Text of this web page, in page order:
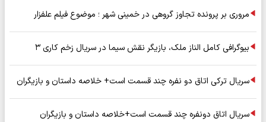
مروری بر پرونده تجاوز گروهی در خمینی شهر ؛ موضوع فیلم علفزار
بیوگرافی کامل الناز ملک، بازیگر نقش سیما در سریال زخم کاری ۳
سریال ترکی اتاق دو نفره چند قسمت است+ خلاصه داستان و بازیگران
سریال اتاق دونفره چند قسمت است+خلاصه داستان و بازیگران